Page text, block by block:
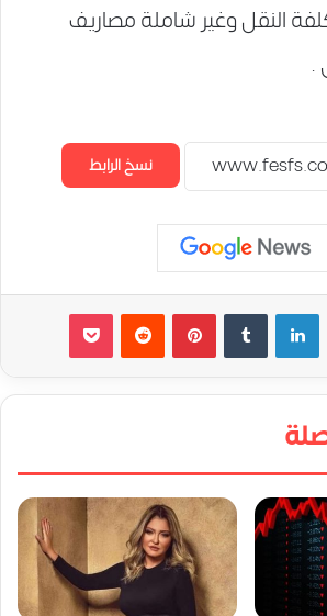
النقل وغير شاملة مصاريف
.
نسخ الرابط
لينكدإن بينتيريست